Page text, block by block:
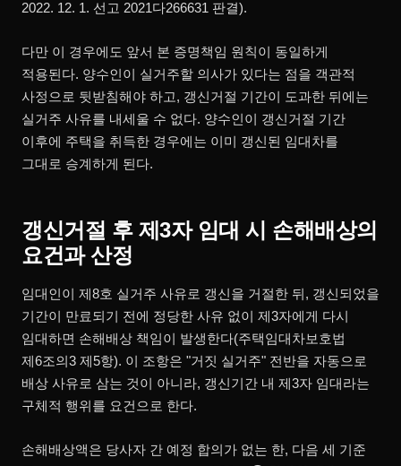
2022. 12. 1. 선고 2021다266631 판결).
다만 이 경우에도 앞서 본 증명책임 원칙이 동일하게
적용된다. 양수인이 실거주할 의사가 있다는 점을 객관적
사정으로 뒷받침해야 하고, 갱신거절 기간이 도과한 뒤에는
실거주 사유를 내세울 수 없다. 양수인이 갱신거절 기간
이후에 주택을 취득한 경우에는 이미 갱신된 임대차를
그대로 승계하게 된다.
갱신거절 후 제3자 임대 시 손해배상의
요건과 산정
임대인이 제8호 실거주 사유로 갱신을 거절한 뒤, 갱신되었을
기간이 만료되기 전에 정당한 사유 없이 제3자에게 다시
임대하면 손해배상 책임이 발생한다(주택임대차보호법
제6조의3 제5항). 이 조항은 "거짓 실거주" 전반을 자동으로
배상 사유로 삼는 것이 아니라, 갱신기간 내 제3자 임대라는
구체적 행위를 요건으로 한다.
손해배상액은 당사자 간 예정 합의가 없는 한, 다음 세 기준